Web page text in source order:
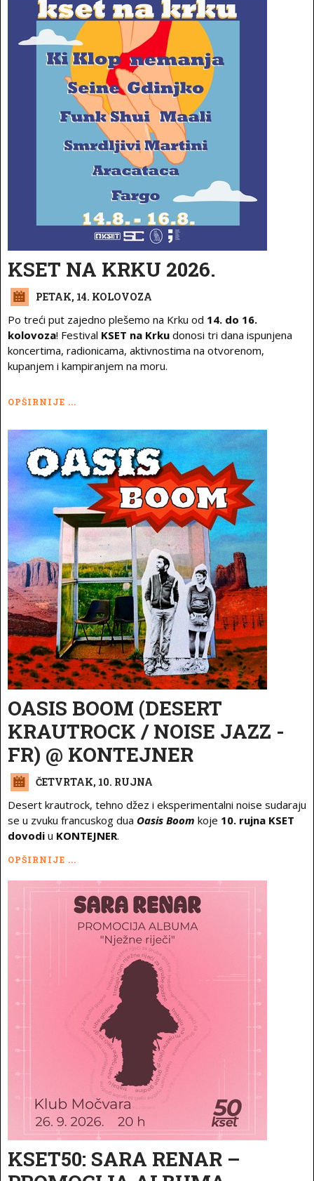
KSET NA KRKU 2026.
PETAK, 14. KOLOVOZA
Po treći put zajedno plešemo na Krku od 14. do 16.
kolovoza! Festival KSET na Krku donosi tri dana ispunjena
koncertima, radionicama, aktivnostima na otvorenom,
kupanjem i kampiranjem na moru.
OPŠIRNIJE ...
OASIS BOOM (DESERT
KRAUTROCK / NOISE JAZZ -
FR) @ KONTEJNER
ČETVRTAK, 10. RUJNA
Desert krautrock, tehno džez i eksperimentalni noise sudaraju
se u zvuku francuskog dua Oasis Boom koje 10. rujna KSET
dovodi u KONTEJNER.
OPŠIRNIJE ...
KSET50: SARA RENAR –